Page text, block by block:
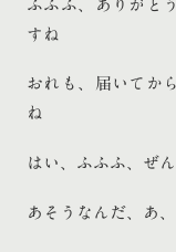
ふふふ、ありがと
すね
おれも、届いてか
ね
はい、ふふふ、ぜ
あそうなんだ、あ